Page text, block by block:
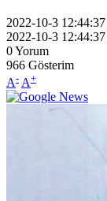
2022-10-3 12:44:37
2022-10-3 12:44:37
0Yorum
966 Gösterim
A- A+